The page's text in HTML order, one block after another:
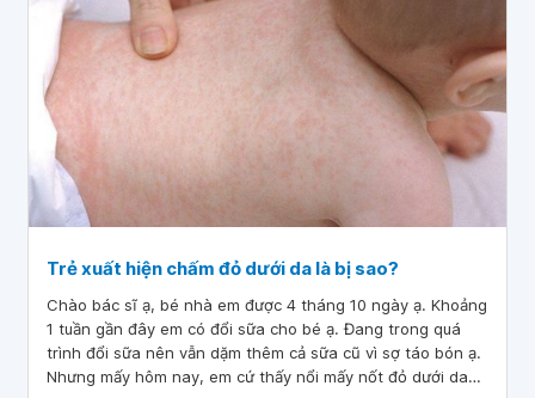
Trẻ xuất hiện chấm đỏ dưới da là bị sao?
Chào bác sĩ ạ, bé nhà em được 4 tháng 10 ngày ạ. Khoảng
1 tuần gần đây em có đổi sữa cho bé ạ. Đang trong quá
trình đổi sữa nên vẫn dặm thêm cả sữa cũ vì sợ táo bón ạ.
Nhưng mấy hôm nay, em cứ thấy nổi mấy nốt đỏ dưới da